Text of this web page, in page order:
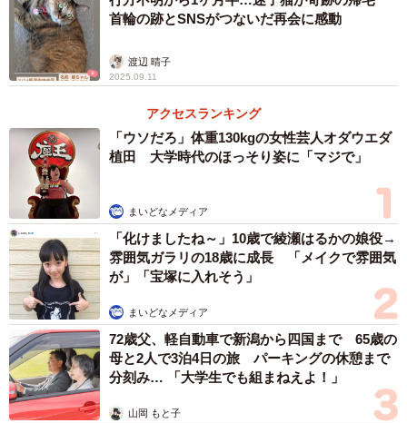
添ったサービスを実施。あたたかい心遣いにツイッターで
は「ありがとう」「優しい心遣い」と胸を打たれた人もい
るようです。
3/3
携帯の充電用に、電源タップも用意されています（画像提供：たびのホ
テル佐渡）
首輪の跡とSNSがつないだ再会に感動
渡辺 晴子
2025.09.11
アクセスランキング
「ウソだろ」体重130kgの女性芸人オダウエダ
植田 大学時代のほっそり姿に「マジで」
まいどなメディア
「化けましたね～」10歳で綾瀬はるかの娘役→
雰囲気ガラリの18歳に成長 「メイクで雰囲気
が」「宝塚に入れそう」
まいどなメディア
72歳父、軽自動車で新潟から四国まで 65歳の
母と2人で3泊4日の旅 パーキングの休憩まで
分刻み… 「大学生でも組まねえよ！」
山岡 もと子